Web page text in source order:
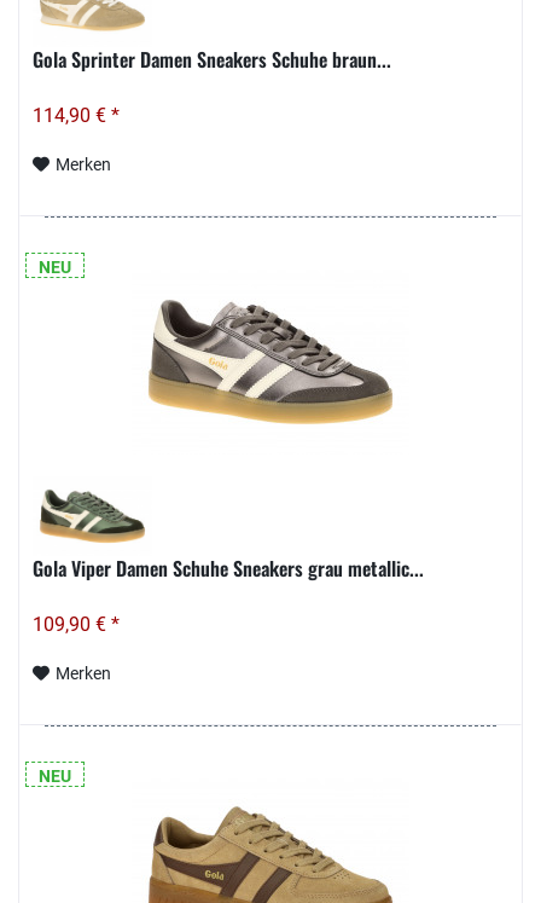
Gola Sprinter Damen Sneakers Schuhe braun...
114,90 € *
Merken
NEU
Gola Viper Damen Schuhe Sneakers grau metallic...
109,90 € *
Merken
NEU